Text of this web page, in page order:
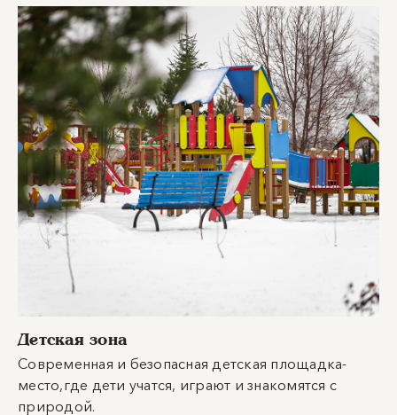
Детская зона
Современная и безопасная детская площадка-
место,где дети учатся, играют и знакомятся с
природой.